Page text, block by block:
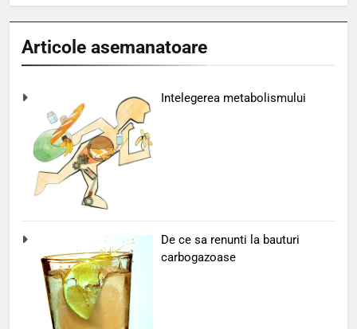
Articole asemanatoare
Intelegerea metabolismului
De ce sa renunti la bauturi
carbogazoase